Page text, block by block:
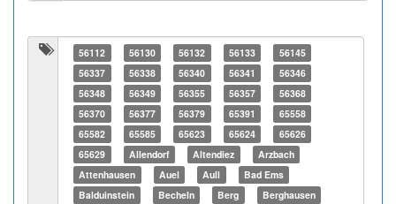
56112 56130 56132 56133
56145
56337
56338 56340 56341
56346
56348
56349 56355 56357
56368
56370
56377 56379 65391
65558
65582
65585 65623 65624
65626
65629
Allendorf Altendiez
Arzbach
Attenhausen
Auel Aull
Bad Ems
Balduinstein
Becheln Berg Berghausen